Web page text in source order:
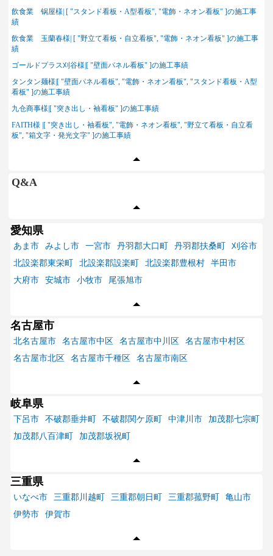
飲食業 锅屋様| [ "スタンド看板・A型看板", "電飾・ネオン看板" ]の施工事
績
飲食業 玉蘭春様| [ "野立て看板・自立看板", "電飾・ネオン看板" ]の施工事
績
ゴールドプラス刈谷様|[ "壁面パネル看板" ]の施工事績
タンタン麺様|[ "壁面パネル看板", "電飾・ネオン看板", "スタンド看板・A型
看板" ]の施工事績
九仓商事様|[ "突き出し・袖看板" ]の施工事績
FAITH様 |[ "突き出し・袖看板", "電飾・ネオン看板", "野立て看板・自立看
板", "箱文字・発光文字" ]の施工事績
Q&A
愛知県
あま市 みよし市 一宮市 丹羽郡大口町 丹羽郡扶桑町
刈谷市
北設楽郡東栄町
北設楽郡設楽町 北設楽郡豊根村
半田市
大府市
安城市 小牧市 尾張旭市
名古屋市
北名古屋市 名古屋市中区 名古屋市中川区
名古屋市中村区
名古屋市北区
名古屋市千種区 名古屋市南区
岐阜県
下呂市 不破郡垂井町 不破郡関ケ原町 中津川市
加茂郡七宗町
加茂郡八百津町
加茂郡坂祝町
三重県
いなべ市 三重郡川越町 三重郡朝日町 三重郡菰野町
亀山市
伊勢市
伊賀市